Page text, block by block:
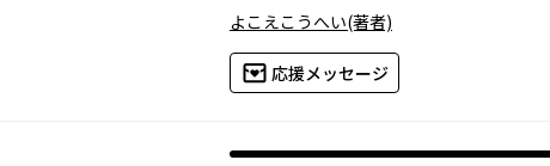
よこえこうへい(著者)
応援メッセージ